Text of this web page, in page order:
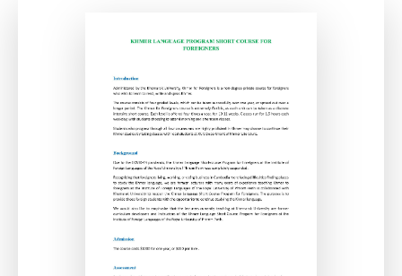
ពិនិត្យមើល​ឯកសារ